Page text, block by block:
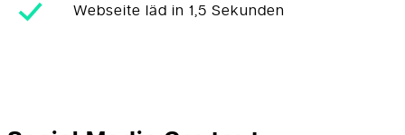
Webseite läd in 1,5 Sekunden